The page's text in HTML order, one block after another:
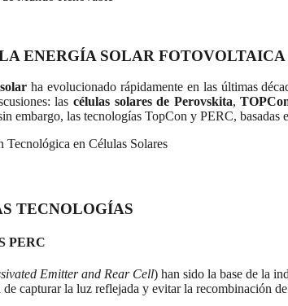
ENERGÍA SOLAR FOTOVOLTAICA
ha evolucionado rápidamente en las últimas
las células solares de Perovskita,
embargo, las tecnologías TopCon y PERC,
TECNOLOGÍAS
PERC
Emitter and Rear Cell) han sido la base de la
capturar la luz reflejada y evitar la recombinación